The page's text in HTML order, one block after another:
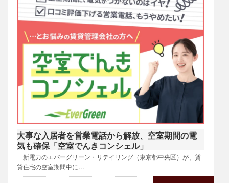
大事な入居者を営業電話から解放、空室期間の電
気も確保「空室でんきコンシェル」
新電力のエバーグリーン・リテイリング（東京都中央区）が、賃
貸住宅の空室期間中に…